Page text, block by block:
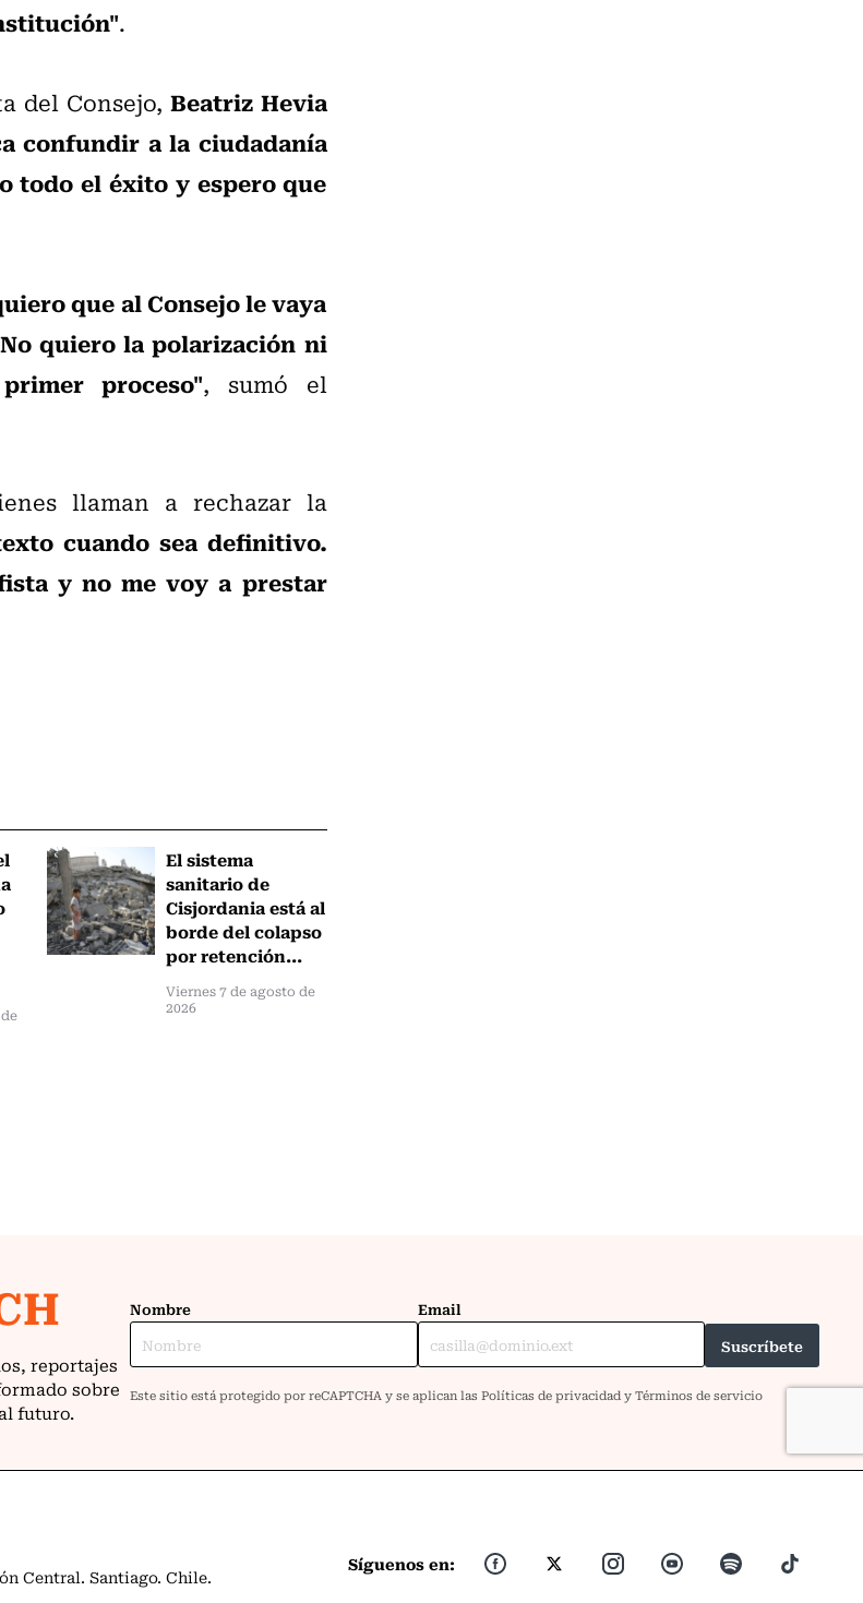
.
del Consejo, Beatriz Hevia
confundir a la ciudadanía
todo el éxito y espero que
que al Consejo le vaya
quiero la polarización ni
proceso", sumó el
llaman a rechazar la
cuando sea definitivo.
y no me voy a prestar
El sistema
sanitario de
Cisjordania está al
borde del colapso
por retención...
Viernes 7 de agosto de
2026
Central. Santiago. Chile.
Síguenos en: